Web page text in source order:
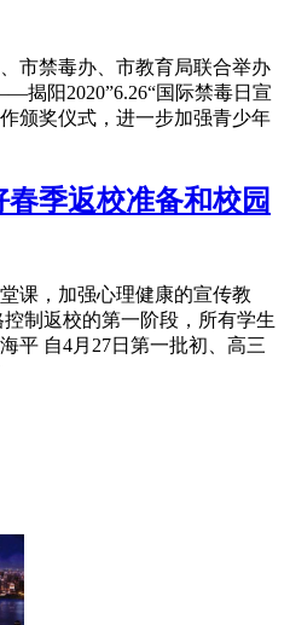
市禁毒办、市教育局联合举办
揭阳2020”6.26“国际禁毒日宣
颁奖仪式，进一步加强青少年
季返校准备和校园
课，加强心理健康的宣传教
制返校的第一阶段，所有学生
平 自4月27日第一批初、高三